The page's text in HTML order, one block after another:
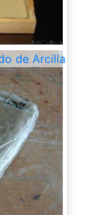
de Arcilla